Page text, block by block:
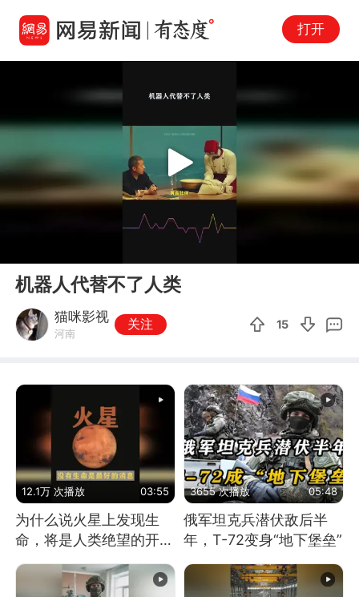
打开
Play
机器人代替不了人类
猫咪影视
河南
关注 15
12.1万 次播放 03:55
为什么说火星上发现生
命，将是人类绝望的开
始？
3655 次播放 05:48
俄军坦克兵潜伏敌后半
年，T-72变身“地下堡垒”